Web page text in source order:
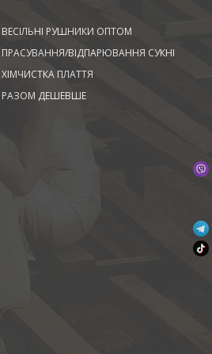
ВЕСІЛЬНІ РУШНИКИ ОПТОМ
ПРАСУВАННЯ/ВІДПАРЮВАННЯ СУКНІ
ХІМЧИСТКА ПЛАТТЯ
РАЗОМ ДЕШЕВШЕ